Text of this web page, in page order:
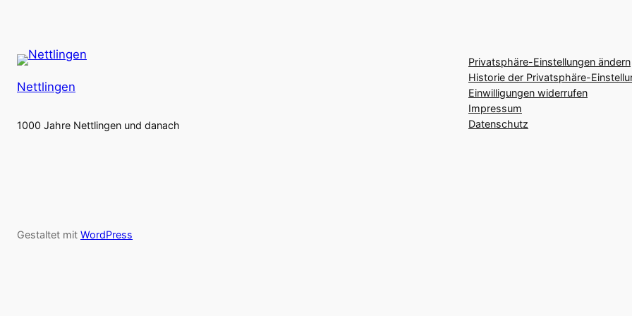
Nettlingen
1000 Jahre Nettlingen und danach
Privatsphäre-Einstellungen ändern
Historie der Privatsphäre-
Einwilligungen widerrufen
Impressum
Datenschutz
Gestaltet mit WordPress